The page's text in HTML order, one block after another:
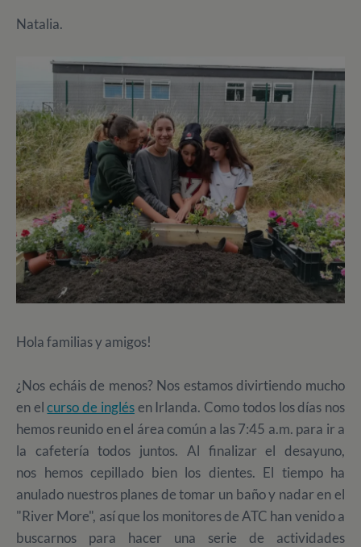
Natalia.
Hola familias y amigos!
¿Nos echáis de menos? Nos estamos divirtiendo mucho
en elcurso de inglésen Irlanda. Como todos los días nos
hemos reunido en el área común a las 7:45 a.m. para ir a
la cafetería todos juntos. Al finalizar el desayuno,
nos hemos cepillado bien los dientes. El tiempo ha
anulado nuestros planes de tomar un baño y nadar en el
"River More", así que los monitores de ATC han venido a
buscarnos para hacer una serie de actividades